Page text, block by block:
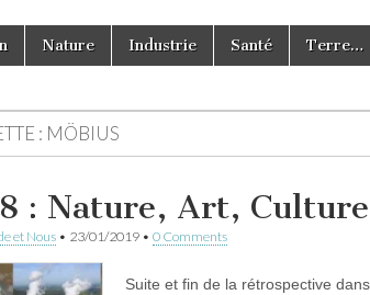
Nature Industrie Santé Terre…
: MÖBIUS
: Nature, Art,
et Nous • 23/01/2019 • 0 Comments
Suite et fin de la rétrospective